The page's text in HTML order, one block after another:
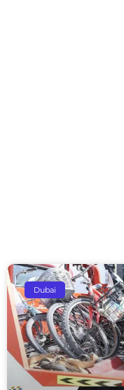
Dubai